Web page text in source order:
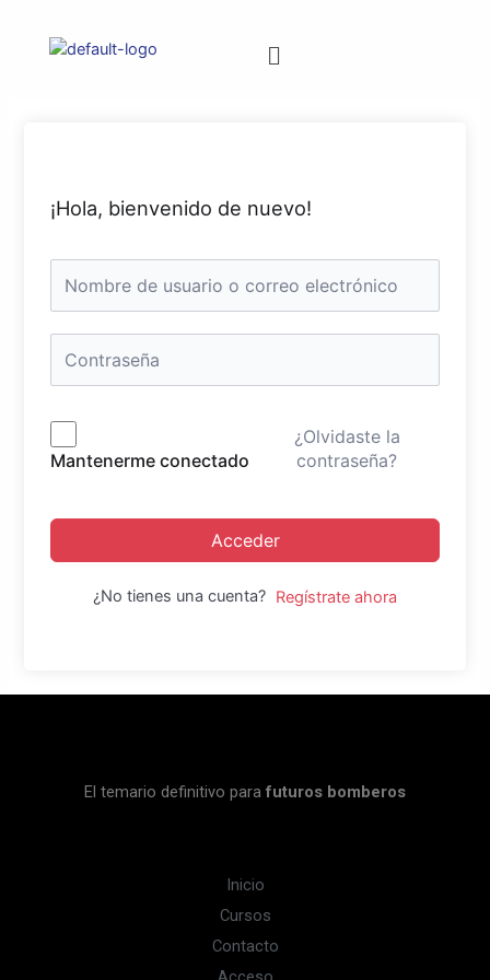
¡Hola, bienvenido de nuevo!
Mantenerme conectado
¿Olvidaste la
contraseña?
Acceder
¿No tienes una cuenta? Regístrate ahora
El temario definitivo para futuros bomberos
Inicio
Cursos
Contacto